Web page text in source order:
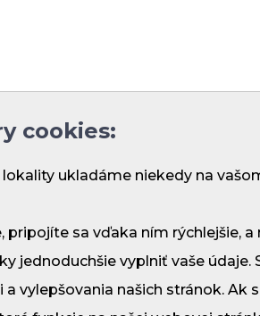
cookies:
ukladáme niekedy na
sa vďaka ním rýchlejšie,
jednoduchšie vyplniť vaše údaje.
vylepšovania našich stránok. Ak
031 01 Liptovský Mikuláš
Mobil:+421 908 910 171